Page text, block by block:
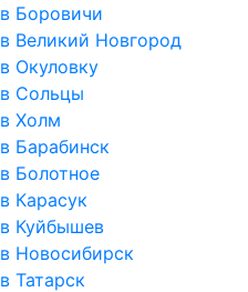
в Боровичи
в Великий Новгород
в Окуловку
в Сольцы
в Холм
в Барабинск
в Болотное
в Карасук
в Куйбышев
в Новосибирск
в Татарск